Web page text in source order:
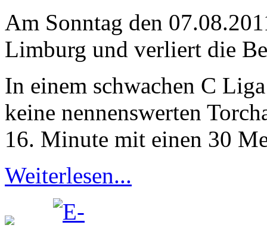
Am Sonntag den
Limburg und verliert die
In einem schwachen C
keine nennenswerten
16. Minute mit einen 30
Weiterlesen...